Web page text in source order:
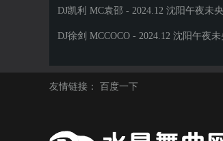
DJ凯利 MC袁邵 - 2024.12 沈阳午夜未
DJ徐剑 MCCOCO - 2024.12 沈阳午夜
友情链接： 百度一下